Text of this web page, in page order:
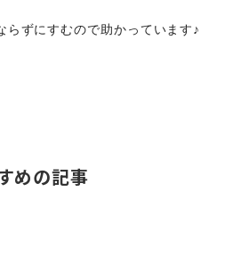
らずにすむので助かっています♪
めの記事